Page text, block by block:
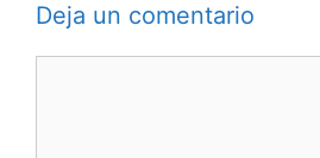
Deja un comentario